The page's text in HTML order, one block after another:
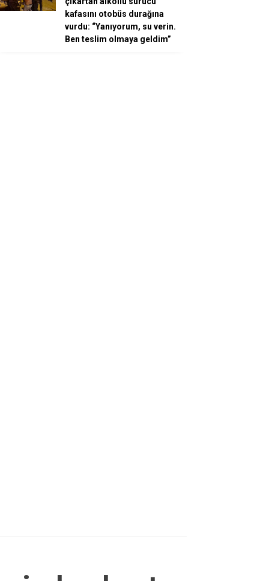
kafasını otobüs durağına
vurdu: “Yanıyorum, su verin.
Ben teslim olmaya geldim”